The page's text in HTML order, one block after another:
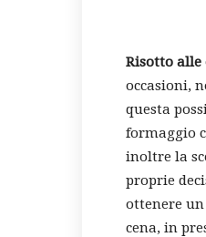
Risotto alle
occasioni,
questa
formaggio
inoltre la
proprie
ottenere
cena, in